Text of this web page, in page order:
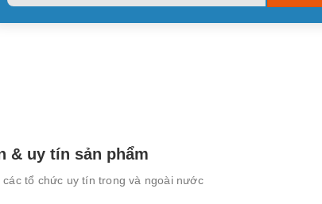
this
& uy tín sản phẩm
tổ chức uy tín trong và ngoài nước